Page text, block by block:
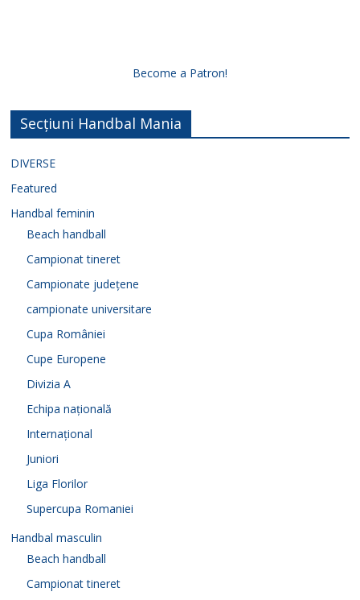
Become a Patron!
Secțiuni Handbal Mania
DIVERSE
Featured
Handbal feminin
Beach handball
Campionat tineret
Campionate județene
campionate universitare
Cupa României
Cupe Europene
Divizia A
Echipa națională
Internațional
Juniori
Liga Florilor
Supercupa Romaniei
Handbal masculin
Beach handball
Campionat tineret